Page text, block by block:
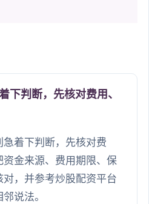
下判断，先核对费用、
急着下判断，先核对费
资金来源、费用期限、保
，并参考炒股配资平台
说法。